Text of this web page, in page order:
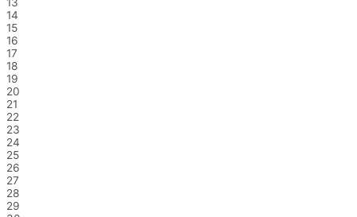
14
15
16
17
18
19
20
21
22
23
24
25
26
27
28
29